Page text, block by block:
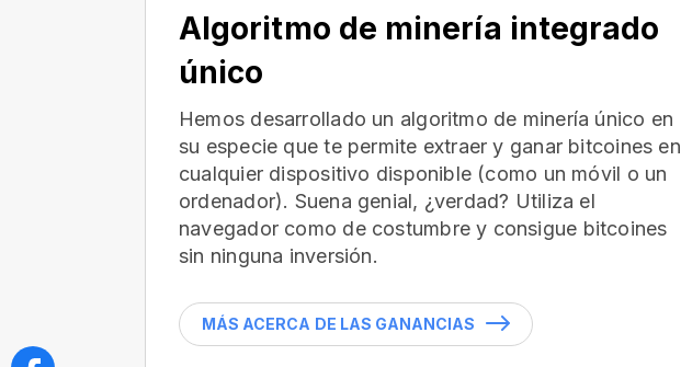
Algoritmo de minería integrado
único
Hemos desarrollado un algoritmo de minería único en
su especie que te permite extraer y ganar bitcoines en
cualquier dispositivo disponible (como un móvil o un
ordenador). Suena genial, ¿verdad? Utiliza el
navegador como de costumbre y consigue bitcoines
sin ninguna inversión.
MÁS ACERCA DE LAS GANANCIAS